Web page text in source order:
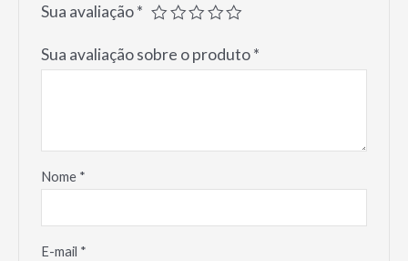
Sua avaliação*
Sua avaliação sobre o produto*
Nome *
E-mail *